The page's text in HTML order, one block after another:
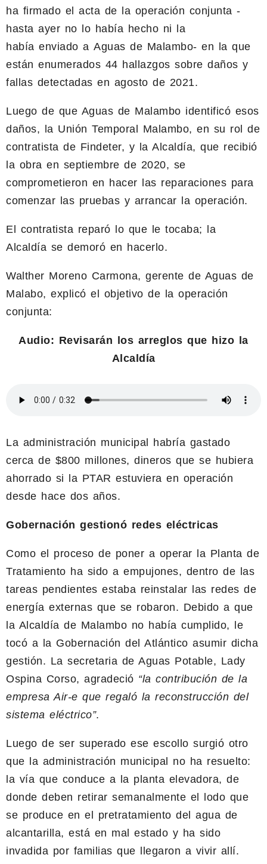
ha firmado el acta de la operación conjunta -
hasta ayer no lo había hecho ni la
había enviado a Aguas de Malambo- en la que
están enumerados 44 hallazgos sobre daños y
fallas detectadas en agosto de 2021.
Luego de que Aguas de Malambo identificó esos
daños, la Unión Temporal Malambo, en su rol de
contratista de Findeter, y la Alcaldía, que recibió
la obra en septiembre de 2020, se
comprometieron en hacer las reparaciones para
comenzar las pruebas y arrancar la operación.
El contratista reparó lo que le tocaba; la
Alcaldía se demoró en hacerlo.
Walther Moreno Carmona, gerente de Aguas de
Malabo, explicó el objetivo de la operación
conjunta:
Audio: Revisarán los arreglos que hizo la
Alcaldía
La administración municipal habría gastado
cerca de $800 millones, dineros que se hubiera
ahorrado si la PTAR estuviera en operación
desde hace dos años.
Gobernación gestionó redes eléctricas
Como el proceso de poner a operar la Planta de
Tratamiento ha sido a empujones, dentro de las
tareas pendientes estaba reinstalar las redes de
energía externas que se robaron. Debido a que
la Alcaldía de Malambo no había cumplido, le
tocó a la Gobernación del Atlántico asumir dicha
gestión. La secretaria de Aguas Potable, Lady
Ospina Corso, agradeció “la contribución de la
empresa Air-e que regaló la reconstrucción del
sistema eléctrico”.
Luego de ser superado ese escollo surgió otro
que la administración municipal no ha resuelto:
la vía que conduce a la planta elevadora, de
donde deben retirar semanalmente el lodo que
se produce en el pretratamiento del agua de
alcantarilla, está en mal estado y ha sido
invadida por familias que llegaron a vivir allí.